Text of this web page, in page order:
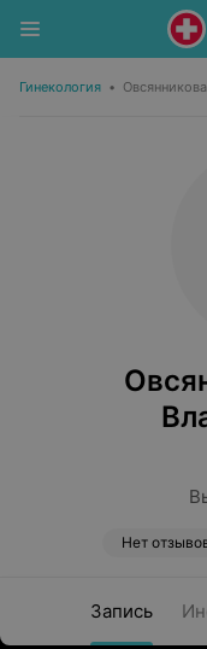
Гинекология •
Нет
Запись